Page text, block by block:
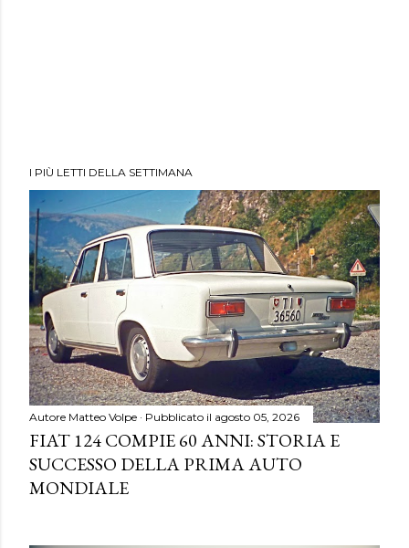
I PIÙ LETTI DELLA SETTIMANA
Autore Matteo Volpe Pubblicato il agosto 05, 2026
FIAT 124 COMPIE 60 ANNI: STORIA E
SUCCESSO DELLA PRIMA AUTO
MONDIALE